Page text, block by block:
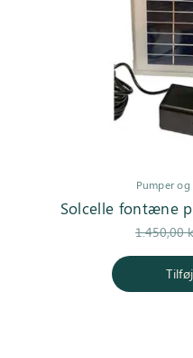
Pumper
Solcelle fontæne
1.450,00